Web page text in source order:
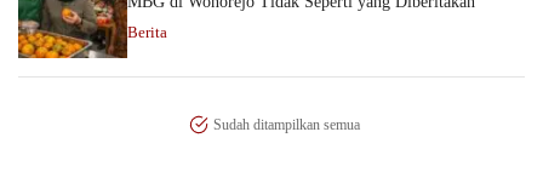
Berita
Sudah ditampilkan semua